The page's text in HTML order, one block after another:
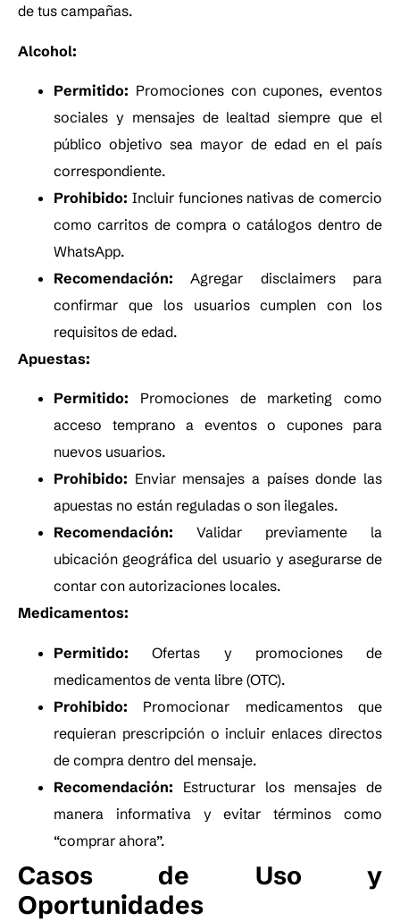
de tus campañas.
Alcohol:
Permitido: Promociones con cupones, eventos
sociales y mensajes de lealtad siempre que el
público objetivo sea mayor de edad en el país
correspondiente.
Prohibido: Incluir funciones nativas de comercio
como carritos de compra o catálogos dentro de
WhatsApp.
Recomendación: Agregar disclaimers para
confirmar que los usuarios cumplen con los
requisitos de edad.
Apuestas:
Permitido: Promociones de marketing como
acceso temprano a eventos o cupones para
nuevos usuarios.
Prohibido: Enviar mensajes a países donde las
apuestas no están reguladas o son ilegales.
Recomendación: Validar previamente la
ubicación geográfica del usuario y asegurarse de
contar con autorizaciones locales.
Medicamentos:
Permitido: Ofertas y promociones de
medicamentos de venta libre (OTC).
Prohibido: Promocionar medicamentos que
requieran prescripción o incluir enlaces directos
de compra dentro del mensaje.
Recomendación: Estructurar los mensajes de
manera informativa y evitar términos como
“comprar ahora”.
Casos de Uso y
Oportunidades